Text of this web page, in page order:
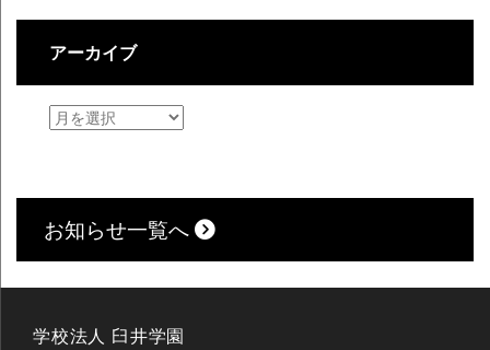
アーカイブ
お知らせ一覧へ
学校法人 臼井学園